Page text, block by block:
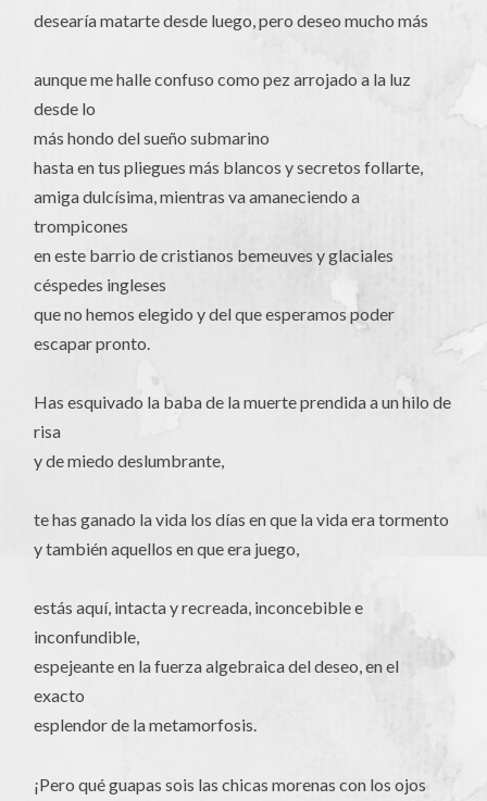
desearía matarte desde luego, pero deseo mucho más
aunque me halle confuso como pez arrojado a la luz
desde lo
más hondo del sueño submarino
hasta en tus pliegues más blancos y secretos follarte,
amiga dulcísima, mientras va amaneciendo a
trompicones
en este barrio de cristianos bemeuves y glaciales
céspedes ingleses
que no hemos elegido y del que esperamos poder
escapar pronto.
Has esquivado la baba de la muerte prendida a un hilo de
risa
y de miedo deslumbrante,
te has ganado la vida los días en que la vida era tormento
y también aquellos en que era juego,
estás aquí, intacta y recreada, inconcebible e
inconfundible,
espejeante en la fuerza algebraica del deseo, en el
exacto
esplendor de la metamorfosis.
¡Pero qué guapas sois las chicas morenas con los ojos